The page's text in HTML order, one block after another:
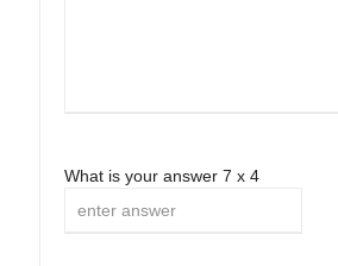
What is your answer 7 x 4